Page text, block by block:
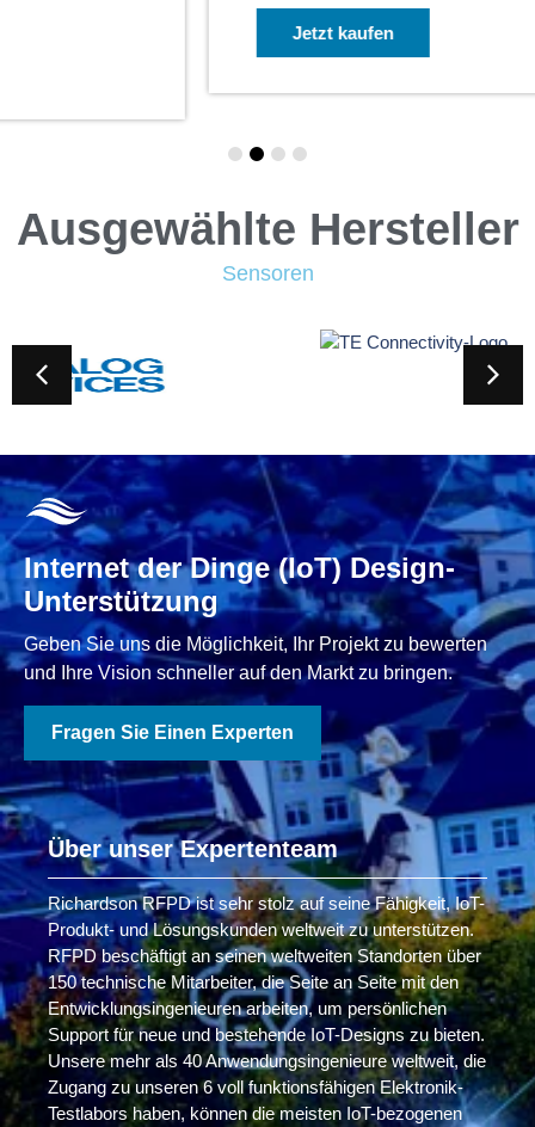
Ausgewählte Hersteller
Sensoren
Internet der Dinge (IoT) Design-
Unterstützung
Geben Sie uns die Möglichkeit, Ihr Projekt zu bewerten
und Ihre Vision schneller auf den Markt zu bringen.
Fragen Sie Einen Experten
Über unser Expertenteam
Richardson RFPD ist sehr stolz auf seine Fähigkeit, IoT-
Produkt- und Lösungskunden weltweit zu unterstützen.
RFPD beschäftigt an seinen weltweiten Standorten über
150 technische Mitarbeiter, die Seite an Seite mit den
Entwicklungsingenieuren arbeiten, um persönlichen
Support für neue und bestehende IoT-Designs zu bieten.
Unsere mehr als 40 Anwendungsingenieure weltweit, die
Zugang zu unseren 6 voll funktionsfähigen Elektronik-
Testlabors haben, können die meisten IoT-bezogenen